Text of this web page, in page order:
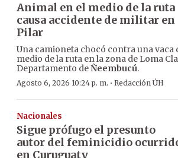
Animal en el medio de la ruta
causa accidente de militar en
Pilar
Una camioneta chocó contra una vaca
medio de la ruta en la zona de Loma
Departamento deÑeembucú.
Agosto 6, 2026 10:24 p. m. · Redacción ÚH
Nacionales
Sigue prófugo el presunto
autor del feminicidio
en Curuguaty